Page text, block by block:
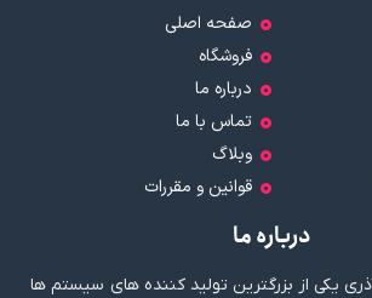
صفحه اصلی
فروشگاه
درباره ما
تماس با ما
وبلاگ
قوانین و مقررات
درباره ما
یکی از بزرگترین تولید کننده های سیستم ها